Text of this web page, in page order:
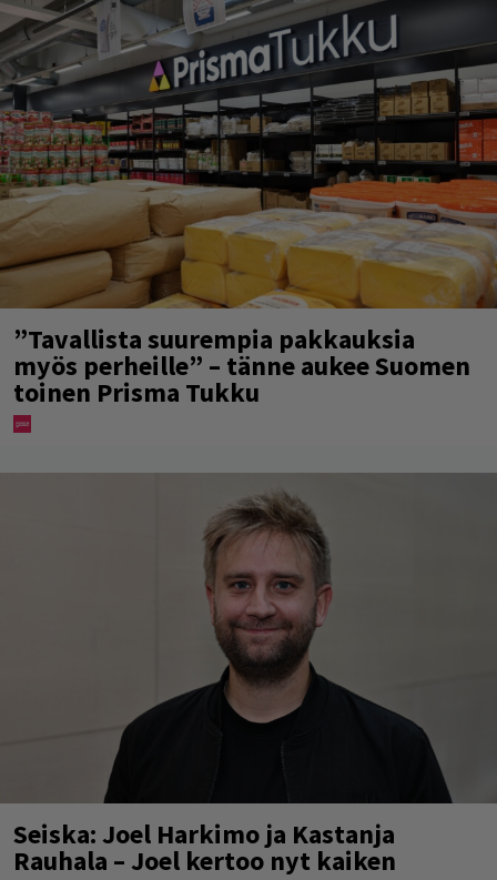
”Tavallista suurempia pakkauksia
myös perheille” – tänne aukee Suomen
toinen Prisma Tukku
Seiska: Joel Harkimo ja Kastanja
Rauhala – Joel kertoo nyt kaiken